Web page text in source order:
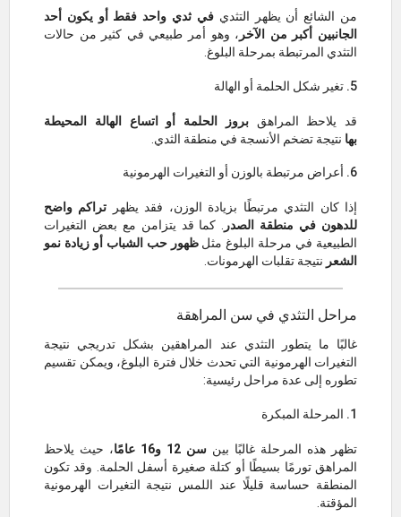
من الشائع أن يظهر التثديفي ثدي واحد فقط أو يكون أحد
الجانبين أكبر من الآخر ، وهو أمر طبيعي في كثير من حالات
التثدي المرتبطة بمرحلة البلوغ.
5. تغير شكل الحلمة أو الهالة
قد يلاحظ المراهقبروز الحلمة أو اتساع الهالة المحيطة
بها نتيجة تضخم الأنسجة في منطقة الثدي.
6. أعراض مرتبطة بالوزن أو التغيرات الهرمونية
إذا كان التثدي مرتبطًا بزيادة الوزن، فقد يظهر تراكم واضح
للدهون في منطقة الصدر . كما قد يتزامن مع بعض التغيرات
الطبيعية في مرحلة البلوغ مثلظهور حب الشباب أو زيادة نمو
الشعر نتيجة تقلبات الهرمونات.
مراحل التثدي في سن المراهقة
غالبًا ما يتطور التثدي عند المراهقين بشكل تدريجي نتيجة
التغيرات الهرمونية التي تحدث خلال فترة البلوغ، ويمكن تقسيم
تطوره إلى عدة مراحل رئيسية:
1. المرحلة المبكرة
تظهر هذه المرحلة غالبًا بين سن 12 و16 عامًا
، حيث يلاحظ
المراهق تورمًا بسيطًا أو كتلة صغيرة أسفل الحلمة. وقد تكون
المنطقة حساسة قليلًا عند اللمس نتيجة التغيرات الهرمونية
المؤقتة.